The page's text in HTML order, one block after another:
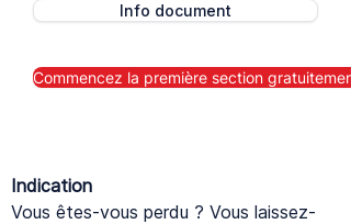
Info document
Commencez la première section
Indication
Vous êtes-vous perdu ? Vous laissez-